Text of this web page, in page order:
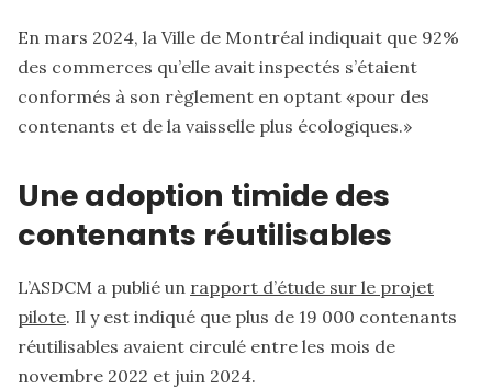
En mars 2024, la Ville de Montréal indiquait que 92%
des commerces qu’elle avait inspectés s’étaient
conformés à son règlement en optant «pour des
contenants et de la vaisselle plus écologiques.»
Une adoption timide des
contenants réutilisables
L’ASDCM a publié un rapport d’étude sur le projet
pilote. Il y est indiqué que plus de 19 000 contenants
réutilisables avaient circulé entre les mois de
novembre 2022 et juin 2024.